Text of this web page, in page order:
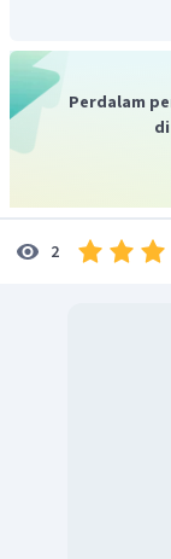
Jadi, jawaban
Perdalam
2